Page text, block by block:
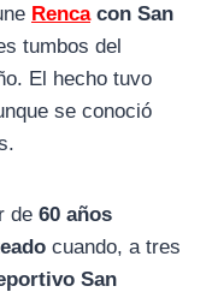
Rencacon San
tumbos del
El hecho tuvo
se conoció
de 60 años
cuando, a tres
San